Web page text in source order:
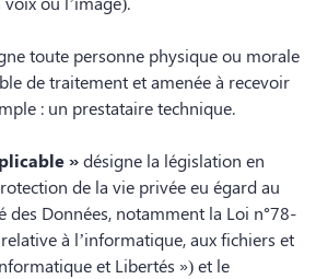
toute personne physique ou morale
de traitement et amenée à recevoir
: un prestataire technique.
»désigne la législation en
de la vie privée eu égard au
Données, notamment la Loi n°78-
à l’informatique, aux fichiers et
et Libertés ») et le